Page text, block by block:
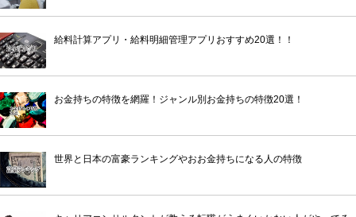
給料計算アプリ・給料明細管理アプリおすすめ20選！！
お金持ちの特徴を網羅！ジャンル別お金持ちの特徴20選！
世界と日本の富豪ランキングやおお金持ちになる人の特徴